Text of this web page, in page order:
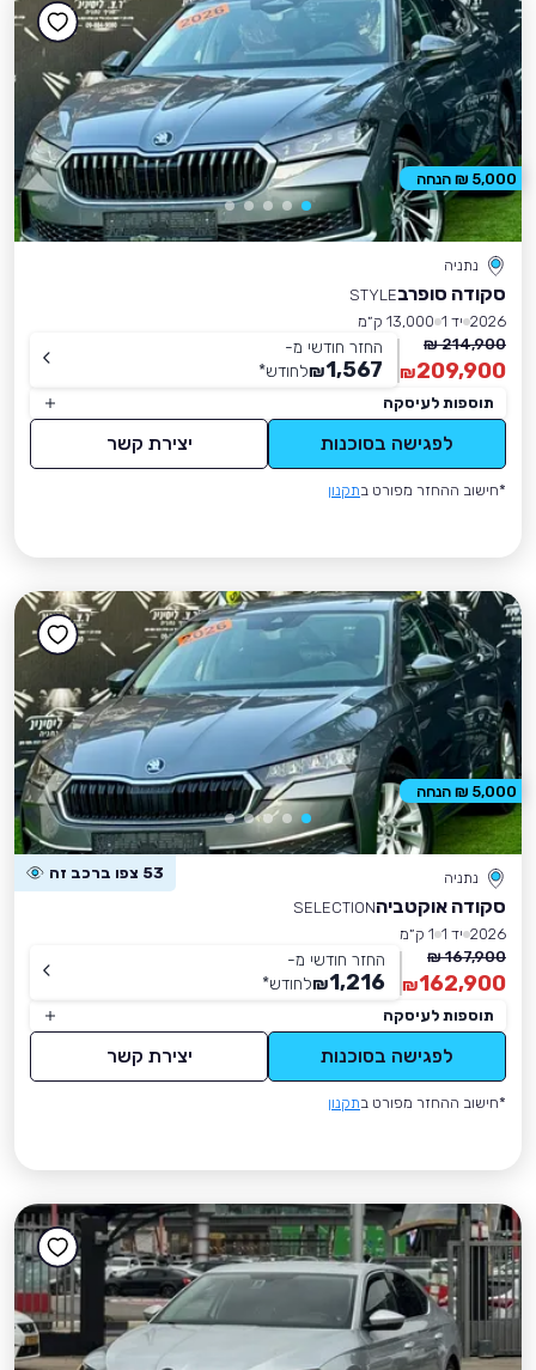
נתניה
סקודה סופרבSTYLE
2026 יד 1
13,000 ק״מ
214,900 ₪
209,900
₪
החזר חודשי מ-
1,567
₪לחודש*
תוספות לעיסקה
לפגישה בסוכנות יצירת קשר
*חישוב ההחזר מפורט בתקנון
5,000 ₪ הנחה
נתניה 53 צפו ברכב זה
סקודה אוקטביהSELECTION
2026 יד 1
1 ק״מ
167,900 ₪
162,900
₪
החזר חודשי מ-
1,216
₪לחודש*
תוספות לעיסקה
לפגישה בסוכנות יצירת קשר
*חישוב ההחזר מפורט בתקנון
5,000 ₪ הנחה